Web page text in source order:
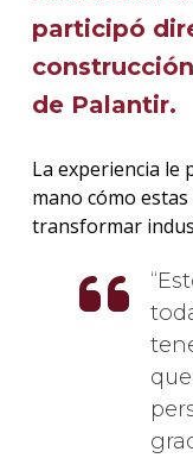
participó
de Palantir.
La experiencia le
mano cómo
transformar